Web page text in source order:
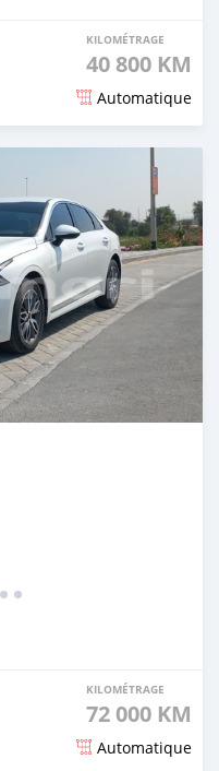
KILOMÉTRAGE
40 800 KM
Automatique
KILOMÉTRAGE
72 000 KM
Automatique